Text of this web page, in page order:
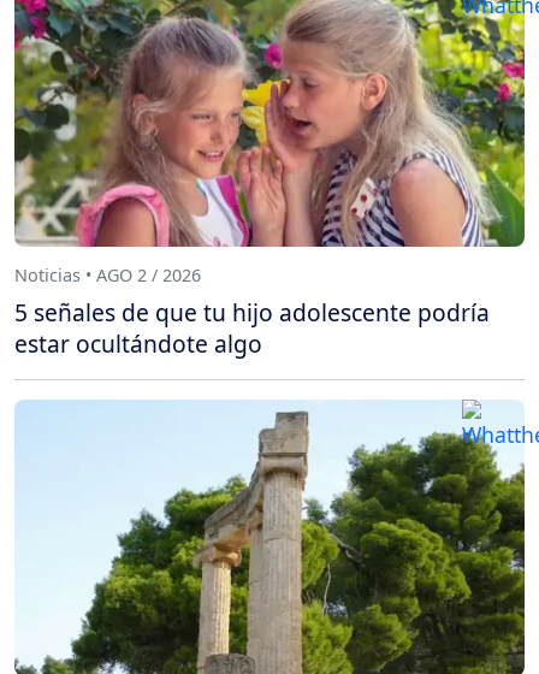
Noticias • AGO 2 / 2026
5 señales de que tu hijo adolescente podría
estar ocultándote algo